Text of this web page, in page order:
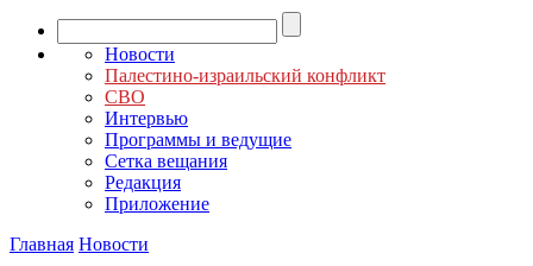
Новости
Палестино-израильский конфликт
СВО
Интервью
Программы и ведущие
Сетка вещания
Редакция
Приложение
Главная Новости